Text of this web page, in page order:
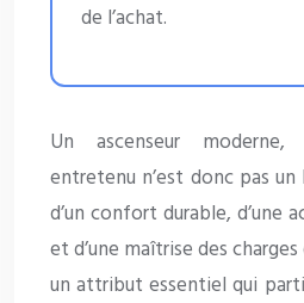
de l’achat.
Un ascenseur
entretenu n’est donc pas
d’un confort durable, d’une
et d’une maîtrise des
un attribut essentiel qui